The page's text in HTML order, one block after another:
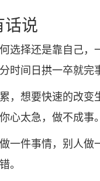
话说
择还是靠自己，
时间日拱一卒就完
想要快速的改变
心太急，做不成事。
件事情，别人做
。